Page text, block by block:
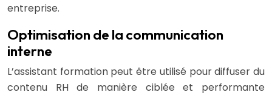
entreprise.
Optimisation de la communication
interne
L’assistant formation peut être utilisé pour diffuser du
contenu RH de manière ciblée et performante